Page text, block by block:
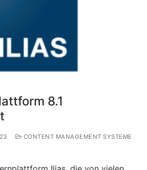
8.1
CONTENT MANAGEMENT SYSTEME